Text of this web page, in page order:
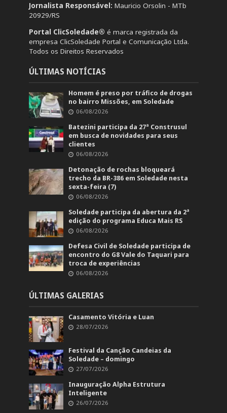
Jornalista Responsável: Mauricio Orsolin - MTb
20929/RS
Portal ClicSoledade® é marca registrada da
empresa ClicSoledade Portal e Comunicação Ltda.
Todos os Direitos Reservados
ÚLTIMAS NOTÍCIAS
Homem é preso por tráfico de drogas
no bairro Missões, em Soledade
06/08/2026
Batezini participa da 27ª Construsul
em busca de novidades para seus
clientes
06/08/2026
Detonação de rochas bloqueará
trecho da BR-386 em Soledade nesta
sexta-feira (7)
06/08/2026
Soledade participa da abertura da 2ª
edição do programa Educa Mais RS
06/08/2026
Defesa Civil de Soledade participa de
encontro do G8 Vale do Taquari para
troca de experiências
06/08/2026
ÚLTIMAS GALERIAS
Casamento Vitória e Luan
28/07/2026
Festival da Canção Candeias da
Soledade – domingo
27/07/2026
Inauguração Alpha Estrutura
Inteligente
26/07/2026